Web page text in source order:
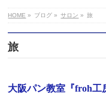
HOME » ブログ » サロン » 旅
旅
大阪パン教室『froh工